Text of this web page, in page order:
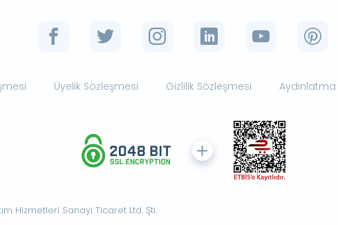
Üyelik Sözleşmesi Gizlilik Sözleşmesi
Hizmetleri Sanayi Ticaret Ltd. Şti.